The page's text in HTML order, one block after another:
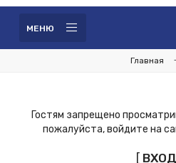
МЕНЮ
Главная
Гостям запрещено
пожалуйста, войдите на
[ ВХОД